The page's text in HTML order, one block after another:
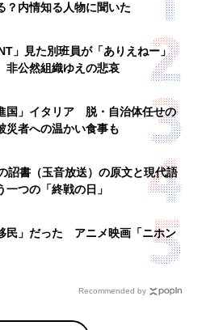
？内情知る人物に聞いた
」見た別班員が「ありえねー」
公然組織ゆえの悲哀
国」イタリア 脱・自治体任せの
災者への温かい食事も
詔書（玉音放送）の原文と現代語
つの「終戦の日」
民」だった アニメ映画「ニホン
Recommended by